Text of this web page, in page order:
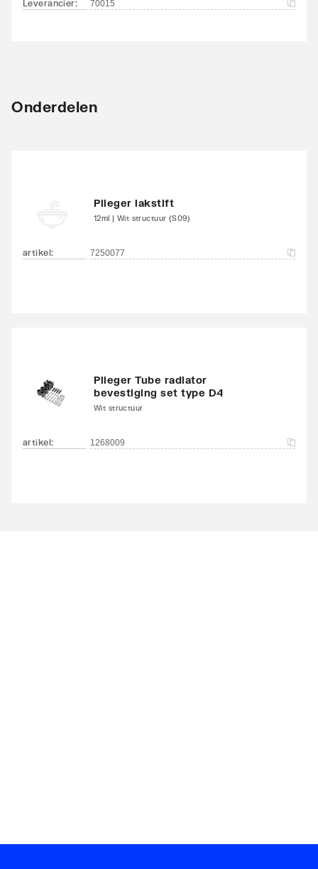
Leverancier: 70015
Onderdelen
Plieger lakstift
12ml | Wit structuur (S09)
artikel: 7250077
Plieger Tube radiator
bevestiging set type D4
Wit structuur
artikel: 1268009